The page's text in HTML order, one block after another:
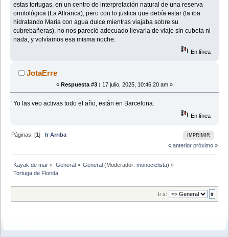
estas tortugas, en un centro de interpretación natural de una reserva
ornitológica (La Alfranca), pero con lo justica que debía estar (la iba
hidratando María con agua dulce mientras viajaba sobre su
cubrebañeras), no nos pareció adecuado llevarla de viaje sin cubeta ni
nada, y volvíamos esa misma noche.
En línea
JotaErre
« Respuesta #3 : 17 julio, 2025, 10:46:20 am »
Yo las veo activas todo el año, están en Barcelona.
En línea
IMPRIMIR
Páginas: [1]Ir Arriba
« anterior próximo »
Kayak de mar » General» General(Moderador: monociclista) »
Tortuga de Florida.
Ir a: